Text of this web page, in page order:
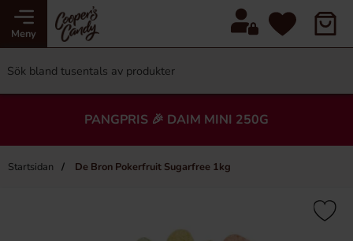
Meny
PANGPRIS 🎉 DAIM MINI 250G
Startsidan De Bron Pokerfruit Sugarfree 1kg